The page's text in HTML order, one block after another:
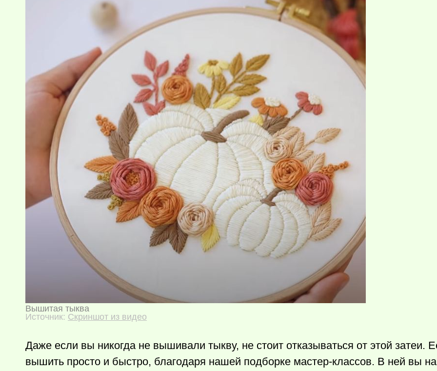
Вышитая тыква
Источник: Скриншот из видео
Даже если вы никогда не вышивали тыкву, не стоит отказываться от этой затеи.
вышить просто и быстро, благодаря нашей подборке мастер-классов. В ней вы